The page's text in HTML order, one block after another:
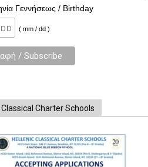
Γεννήσεως / Birthday
( mm / dd )
Classical Charter Schools